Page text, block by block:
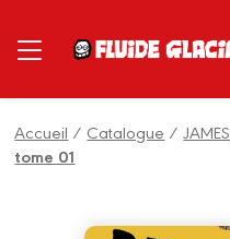
Accueil / Catalogue /JAMES
tome 01